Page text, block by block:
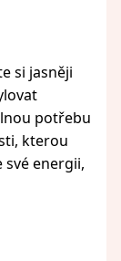
si jasněji
potřebu
kterou
energii,